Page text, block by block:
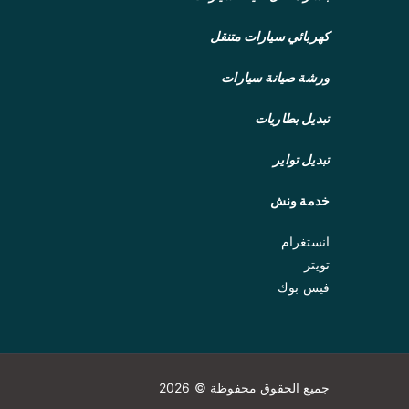
كهربائي سيارات متنقل
ورشة صيانة سيارات
تبديل بطاريات
تبديل تواير
خدمة ونش
انستغرام
تويتر
فيس بوك
جميع الحقوق محفوظة © 2026